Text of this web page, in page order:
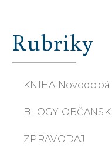
Rubriky
KNIHA
BLOGY
ZPRAVODAJ